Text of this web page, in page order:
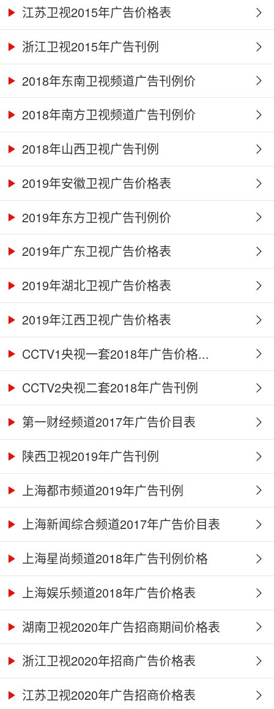
江苏卫视2015年广告价格表
浙江卫视2015年广告刊例
2018年东南卫视频道广告刊例价
2018年南方卫视频道广告刊例价
2018年山西卫视广告刊例
2019年安徽卫视广告价格表
2019年东方卫视广告刊例价
2019年广东卫视广告价格表
2019年湖北卫视广告价格表
2019年江西卫视广告价格表
CCTV1央视一套2018年广告价格...
CCTV2央视二套2018年广告刊例
第一财经频道2017年广告价目表
陕西卫视2019年广告刊例
上海都市频道2019年广告刊例
上海新闻综合频道2017年广告价目表
上海星尚频道2018年广告刊例价格
上海娱乐频道2018年广告价格表
湖南卫视2020年广告招商期间价格表
浙江卫视2020年招商广告价格表
江苏卫视2020年广告招商价格表